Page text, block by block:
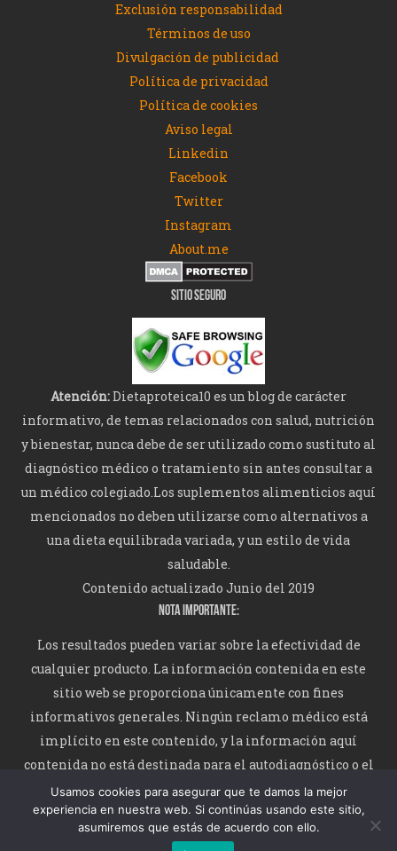
Exclusión responsabilidad
Términos de uso
Divulgación de publicidad
Política de privacidad
Política de cookies
Aviso legal
Linkedin
Facebook
Twitter
Instagram
About.me
SITIO SEGURO
Atención:Dietaproteica10 es un blog de carácter
informativo, de temas relacionados con salud, nutrición
y bienestar, nunca debe de ser utilizado como sustituto al
diagnóstico médico o tratamiento sin antes consultar a
un médico colegiado.Los suplementos alimenticios aquí
mencionados no deben utilizarse como alternativos a
una dieta equilibrada variada, y un estilo de vida
saludable.
Contenido actualizado Junio del 2019
NOTA IMPORTANTE:
Los resultados pueden variar sobre la efectividad de
cualquier producto. La información contenida en este
sitio web se proporciona únicamente con fines
informativos generales. Ningún reclamo médico está
implícito en este contenido, y la información aquí
contenida no está destinada para el autodiagnóstico o el
autotratamiento de ninguna afección.
Dietaproteica10.com © 2026 - Todos los derechos reservados.
Usamos cookies para asegurar que te damos la mejor
experiencia en nuestra web. Si continúas usando este sitio,
asumiremos que estás de acuerdo con ello.